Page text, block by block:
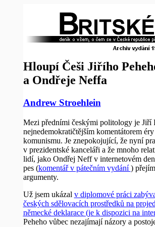
Hloupí Češi Jiřího
a Ondřeje Neffa
Andrew Stroehlein
Mezi předními českými politology je Jiří
nejnedemokratičtějším komentátorem
komunismu. Je znepokojující, že nyní
v prezidentské kanceláři a že mnoho
lidí, jako Ondřej Neff v internetovém
pes (komentář v pátečním vydání)
argumenty.
Už jsem ukázal v diplomové práci
českých sdělovacích prostředků na
německé deklarace (je k dispozici na
Peheho vůbec nezajímají názory a